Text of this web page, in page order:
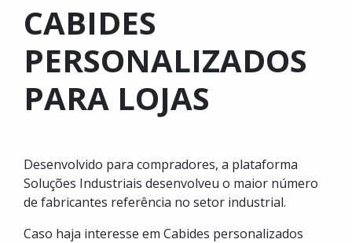
CABIDES
PERSONALIZADOS
PARA LOJAS
Desenvolvido para compradores, a plataforma
Soluções Industriais desenvolveu o maior número
de fabricantes referência no setor industrial.
Caso haja interesse em Cabides personalizados